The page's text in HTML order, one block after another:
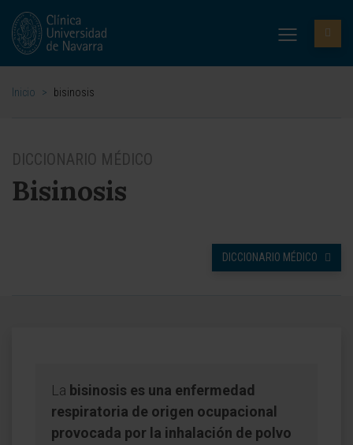
Inicio > bisinosis
DICCIONARIO MÉDICO
Bisinosis
DICCIONARIO MÉDICO
La bisinosis es una enfermedad
respiratoria de origen ocupacional
provocada por la inhalación de polvo